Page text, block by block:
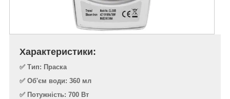
Характеристики:
✅ Тип: Праска
✅ Об'єм води: 360 мл
✅ Потужність: 700 Вт